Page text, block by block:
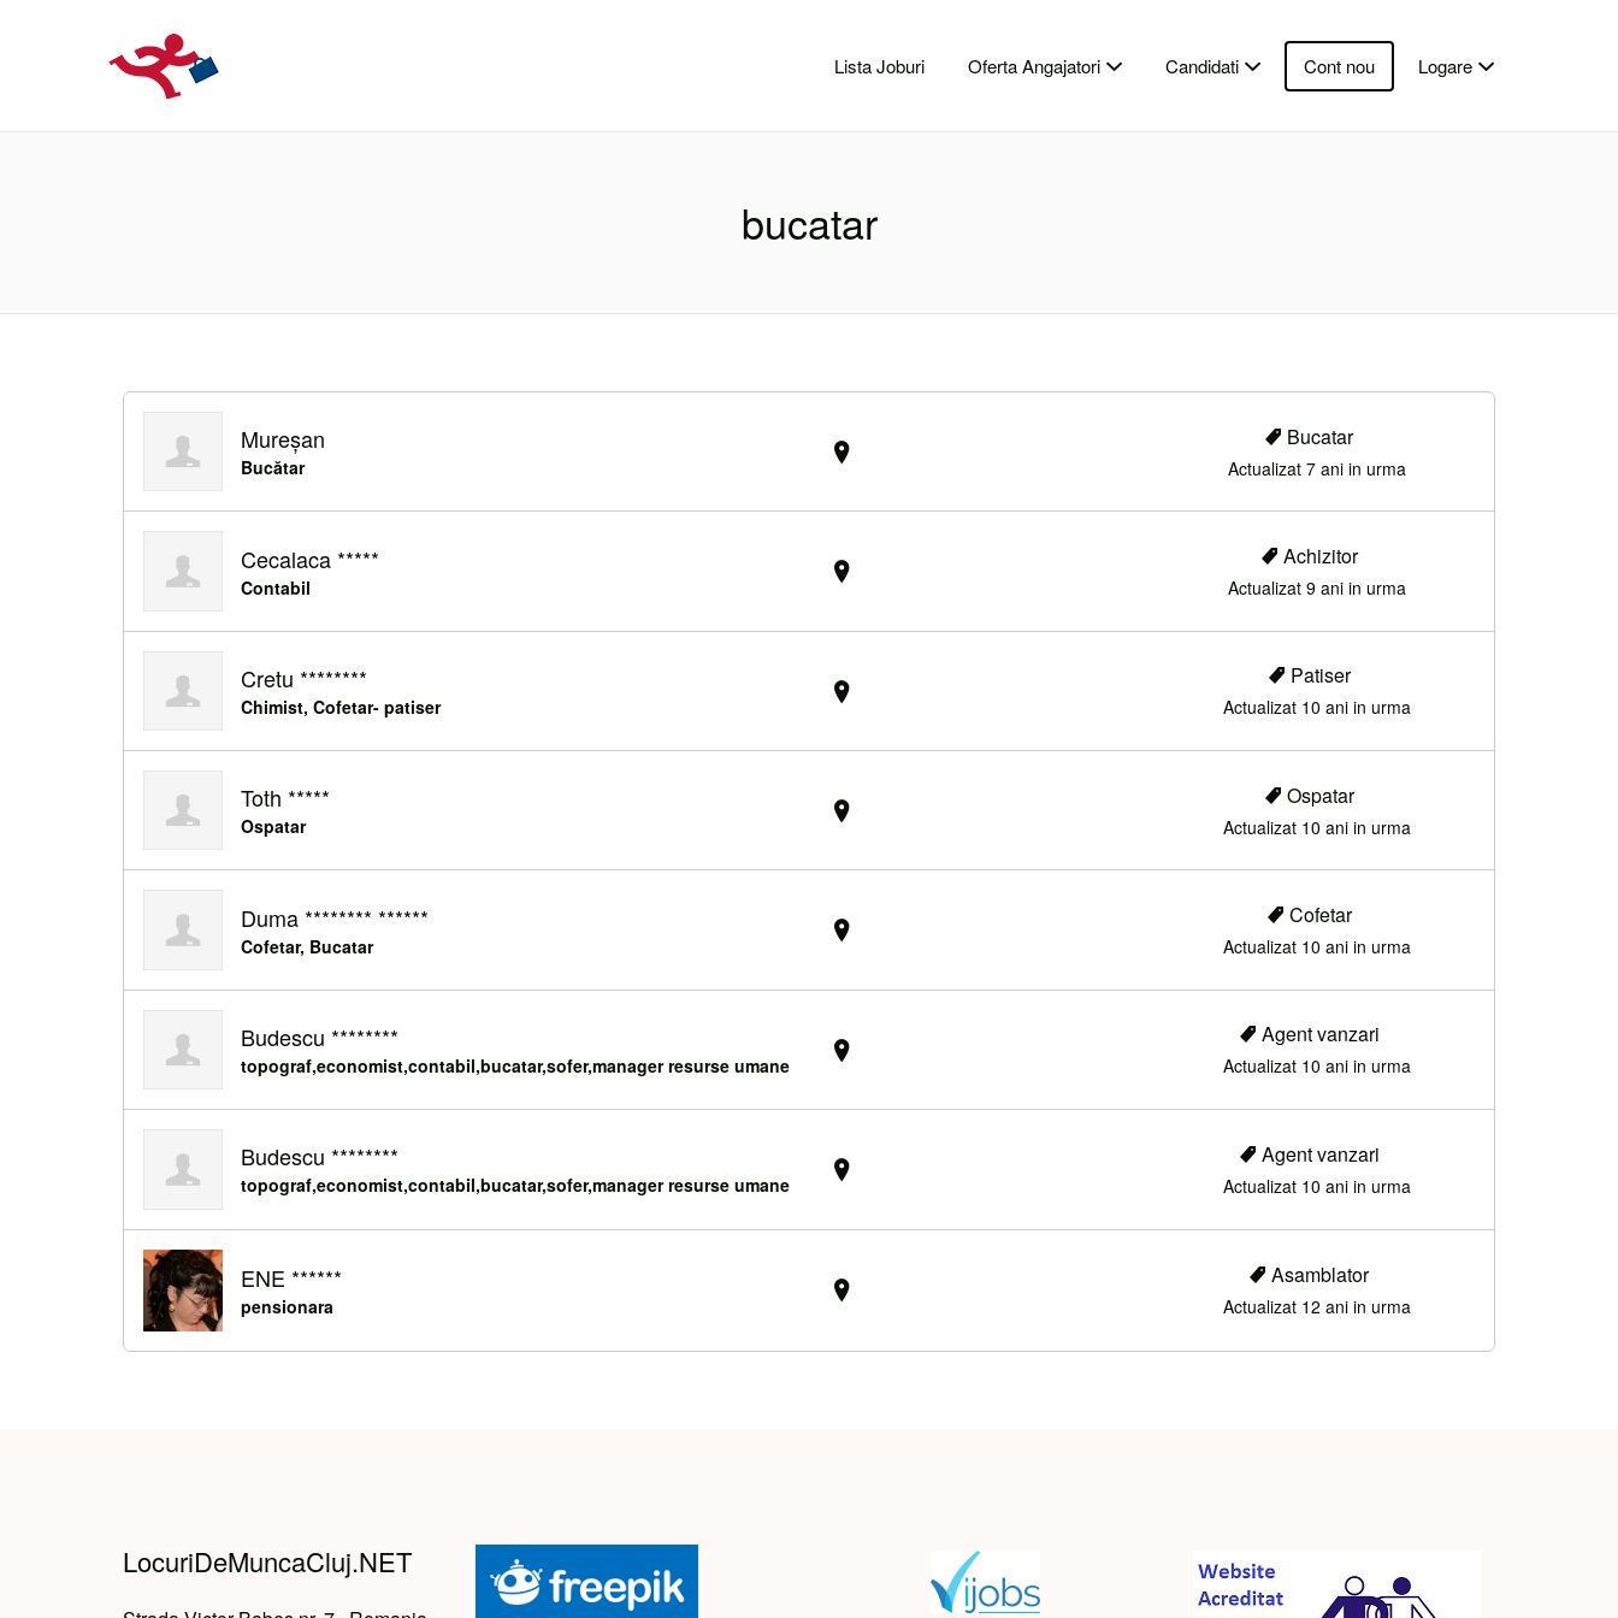
Lista Joburi Oferta Angajatori Candidati Cont nou Logare
bucatar
Mureșan
Bucătar
Bucatar
Actualizat 7 ani in urma
Cecalaca *****
Contabil
Achizitor
Actualizat 9 ani in urma
Cretu ********
Chimist, Cofetar- patiser
Patiser
Actualizat 10 ani in urma
Toth *****
Ospatar
Ospatar
Actualizat 10 ani in urma
Duma ******** ******
Cofetar, Bucatar
Cofetar
Actualizat 10 ani in urma
Budescu ********
topograf,economist,contabil,bucatar,sofer,manager resurse umane
Agent vanzari
Actualizat 10 ani in urma
Budescu ********
topograf,economist,contabil,bucatar,sofer,manager resurse umane
Agent vanzari
Actualizat 10 ani in urma
ENE ******
pensionara
Asamblator
Actualizat 12 ani in urma
LocuriDeMuncaCluj.NET